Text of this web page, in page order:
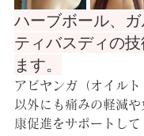
ハーブボール、
ティバスディの
ます。
アビヤンガ（オイルト
以外にも痛みの軽減
康促進をサポートし